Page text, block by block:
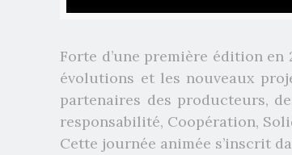
Forte d’une première édition
évolutions et les nouveaux
partenaires des producteurs,
responsabilité, Coopération,
Cette journée animée s’inscrit